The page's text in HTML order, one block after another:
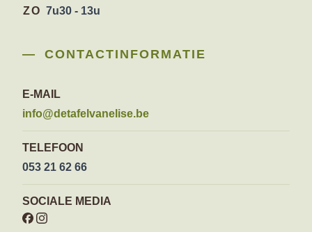
ZO 7u30 - 13u
CONTACTINFORMATIE
E-MAIL
info@detafelvanelise.be
TELEFOON
053 21 62 66
SOCIALE MEDIA